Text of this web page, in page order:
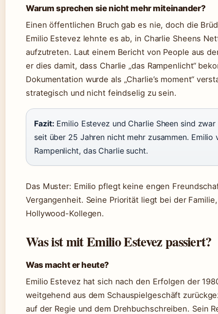
Warum sprechen sie nicht mehr miteinander?
Einen öffentlichen Bruch gab es nie, doch die
Emilio Estevez lehnte es ab, in Charlie Sheens
aufzutreten. Laut einem Bericht von People aus
er dies damit, dass Charlie „das Rampenlicht“
Dokumentation wurde als „Charlie’s moment“
strategisch und nicht feindselig zu sein.
Fazit: Emilio Estevez und Charlie Sheen sind
seit über 25 Jahren nicht mehr zusammen. Emilio
Rampenlicht, das Charlie sucht.
Das Muster: Emilio pflegt keine engen
Vergangenheit. Seine Priorität liegt bei der
Hollywood-Kollegen.
Was ist mit Emilio Estevez passiert?
Was macht er heute?
Emilio Estevez hat sich nach den Erfolgen der
weitgehend aus dem Schauspielgeschäft
auf der Regie und dem Drehbuchschreiben. Sein